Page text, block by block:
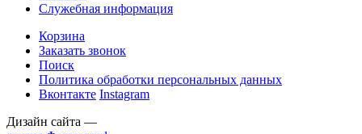
Служебная информация
Корзина
Заказать звонок
Поиск
Политика обработки персональных данных
Вконтакте Instagram
Дизайн сайта —